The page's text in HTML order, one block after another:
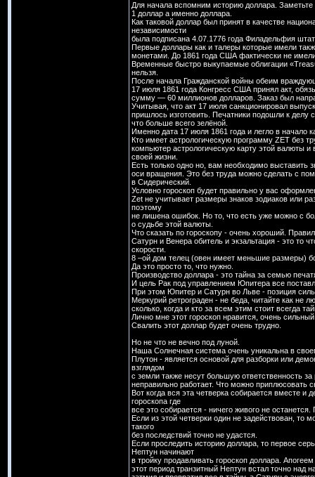
Для начала вспомним историю доллара.
1 доллар а именно доллара.
Как таковой доллар был принят в качестве
независимости
была подписана 4.07.1776 года Филадельфия
Первые доллары как и талеры которые имели
монетами. До 1861 года США фактически не
Временные быстро выкупаемые облигации
нельзя.
После начала Гражданской войны обеим
17 июля 1861 года Конгресс США принял акт,
сумму — 60 миллионов долларов. Заказ был
Учитывая, что акт 17 июля санкционировал
пришлось изготовить. Печатники подошли к делу
что больше всего зелёной.
Именно дата 17 июля 1861 года и легло в начало
Кто имеет астрологическую программу ZET без
компьютер астрологическую карту этой валюты и
своей жизни.
Есть только одно но, вам необходимо выставить
оси вращения. Это без труда можно сделать с
в Сидерический.
Условно гороскоп будет правильно у вас
Zet не учитывает размеры знаков зодиаков или
поэтому
не лишена ошибок. Но то, что есть уже можно с
о судьбе этой валюты.
Что сказать по гороскопу - очень хороший.
Сатурн и Венера обитель и экзальтация - это то
скорости.
8 –ой дом телец (овен имеет меньшие размеры)
Да это просто то, что нужно.
Производство доллара - это тайна за семью
И цель Рак под управлением Юпитера все
При этом Юпитер и Сатурн во Льве - позиция
Меркурий ретрограден - не беда, читайте как не
сколько, когда и кто за всем этим стоит всегда
Лично мне этот гороскоп нравится, очень
Свалить этот доллар будет очень трудно.
Но не что не вечно под луной.
Наша Солнечная система очень уникальна в
Плутон - является основой для разборки или
взглядом
с земли также несут большую ответственность за
неправильно работает. Что можно приплюсовать
Вот когда вся эта четверка собирается вместе и
гороскопа где
все это собирается - ничего живого не
Если из этой четверки один не задействован,
такого
без последствий точно не удастся.
Если проследить историю доллара, то первое
Нептун начинают
в тройку продавливать гороскоп доллара.
этот период транзитный Нептун встал точно